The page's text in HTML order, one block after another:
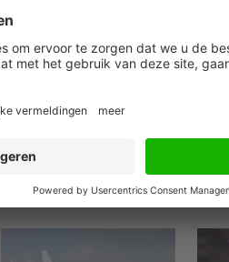
31 juli 2026
Jens Eck groeide
Finance en zoekt een
mis